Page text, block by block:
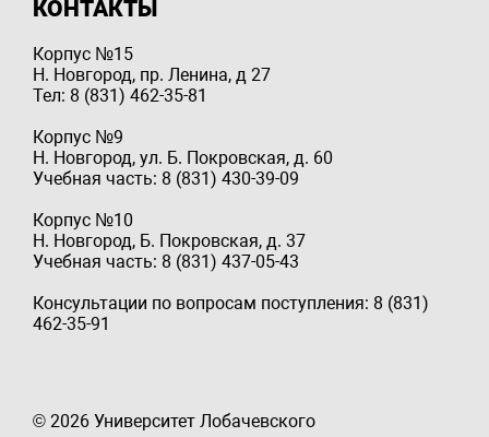
КОНТАКТЫ
Корпус №15
Н. Новгород, пр. Ленина, д 27
Тел: 8 (831) 462-35-81
Корпус №9
Н. Новгород, ул. Б. Покровская, д. 60
Учебная часть: 8 (831) 430-39-09
Корпус №10
Н. Новгород, Б. Покровская, д. 37
Учебная часть: 8 (831) 437-05-43
Консультации по вопросам поступления: 8 (831)
462-35-91
© 2026 Университет Лобачевского